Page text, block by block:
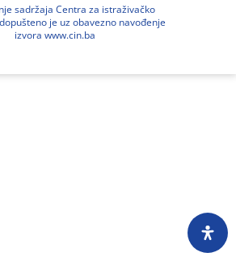
sadržaja Centra za istraživačko
je uz obavezno navođenje
izvora www.cin.ba